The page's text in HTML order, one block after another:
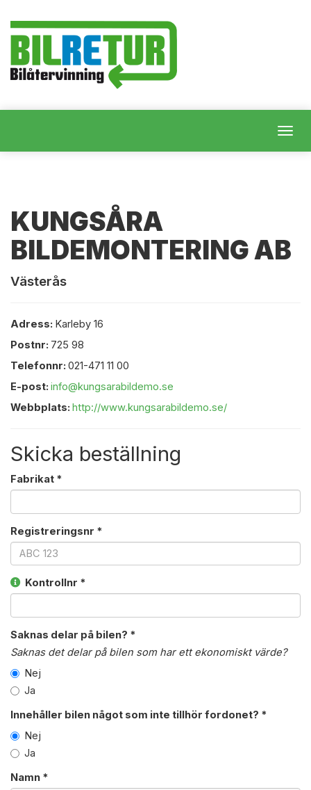
KUNGSÅRA
BILDEMONTERING AB
Västerås
Adress: Karleby 16
Postnr: 725 98
Telefonnr: 021-471 11 00
E-post: info@kungsarabildemo.se
Webbplats: http://www.kungsarabildemo.se/
Skicka beställning
Fabrikat *
Registreringsnr *
Kontrollnr *
Saknas delar på bilen? *
Saknas det delar på bilen som har ett ekonomiskt värde?
Nej
Ja
Innehåller bilen något som inte tillhör fordonet? *
Nej
Ja
Namn *